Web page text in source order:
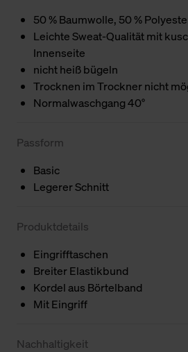
50 % Baumwolle, 50 %
Leichte Sweat-Qualität mit
Innenseite
nicht heiß bügeln
Trocknen im Trockner nicht
Normalwaschgang 40°
Passform
Basic
Legerer Schnitt
Produktdetails
Eingrifftaschen
Breiter Elastikbund
Kordel aus Börtelband
Mit Eingriff
Nachhaltigkeit